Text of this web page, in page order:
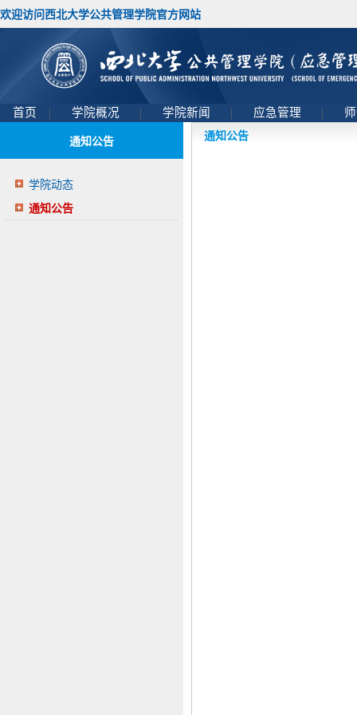
欢迎访问西北大学公共管理学院官方网站
首页 | 学院概况 | 学院新闻 | 应急管理 |
通知公告
学院动态
通知公告
通知公告